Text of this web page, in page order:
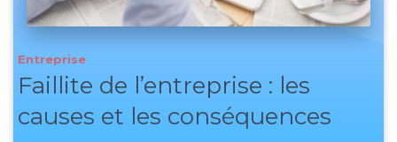
Entreprise
Faillite de l’entreprise : les
causes et les conséquences